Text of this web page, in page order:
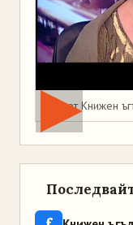
Мая от Книжен